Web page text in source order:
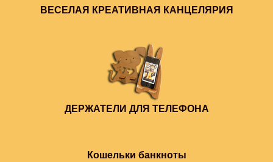
ВЕСЕЛАЯ КРЕАТИВНАЯ КАНЦЕЛЯРИЯ
ДЕРЖАТЕЛИ ДЛЯ ТЕЛЕФОНА
Кошельки банкноты